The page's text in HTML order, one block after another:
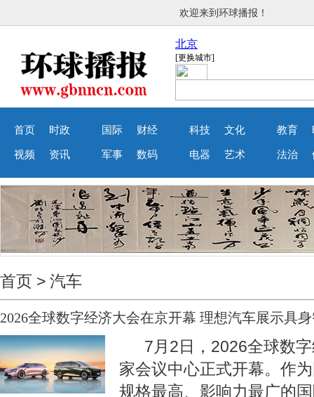
欢迎来到环球播报！
首页 时政
视频 资讯
国际 财经
军事 数码
科技 文化
电器 艺术
教育
法治
首页 > 汽车
2026全球数字经济大会在京开幕 理想汽车展示具
7月2日，2026全球数字
家会议中心正式开幕。作
规格最高、影响力最广的